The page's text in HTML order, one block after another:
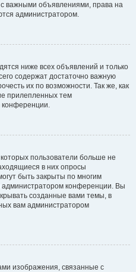
с важными объявлениями, права на
администратором.
ниже всех объявлений и только
содержат достаточно важную
их по возможности. Так же, как
прилепленных тем
конференции.
пользователи больше не
в них опросы
быть закрыты по многим
конференции. Вы
созданные вами темы, в
вам администратором
изображения, связанные с